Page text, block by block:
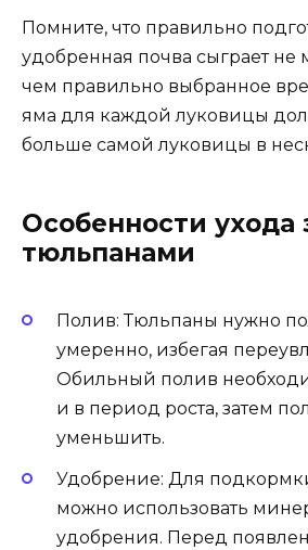
Помните, что правильно
удобренная почва сыграет
чем правильно выбранное
яма для каждой луковицы
больше самой луковицы в
Особенности ухода
тюльпанами
Полив: Тюльпаны нужно
умеренно, избегая
Обильный полив
и в период роста, затем
уменьшить.
Удобрение: Для
можно использовать
удобрения. Перед